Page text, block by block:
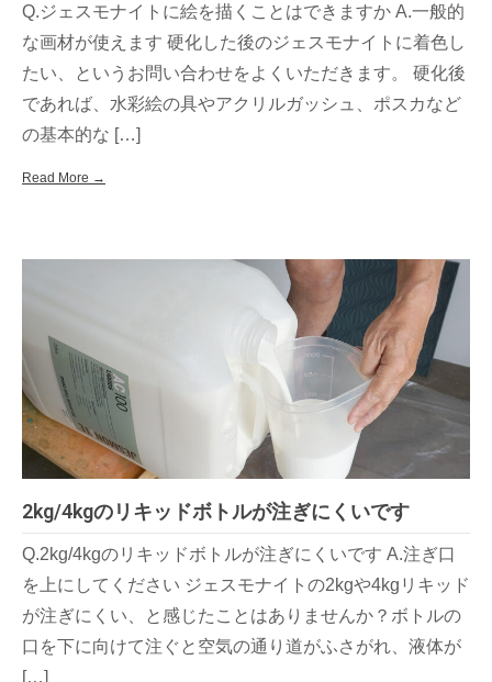
Q.ジェスモナイトに絵を描くことはできますか A.一般的
な画材が使えます 硬化した後のジェスモナイトに着色し
たい、というお問い合わせをよくいただきます。 硬化後
であれば、水彩絵の具やアクリルガッシュ、ポスカなど
の基本的な […]
Read More →
2kg/4kgのリキッドボトルが注ぎにくいです
Q.2kg/4kgのリキッドボトルが注ぎにくいです A.注ぎ口
を上にしてください ジェスモナイトの2kgや4kgリキッド
が注ぎにくい、と感じたことはありませんか？ボトルの
口を下に向けて注ぐと空気の通り道がふさがれ、液体が
[…]